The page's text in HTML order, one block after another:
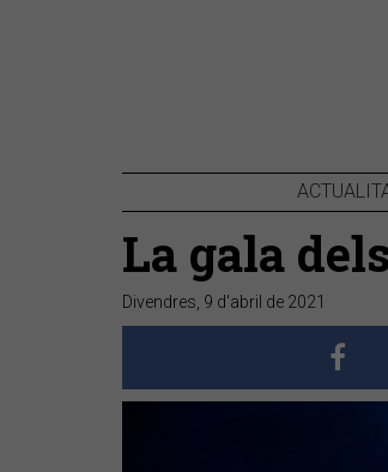
La gala
Divendres, 9 d'abril de 2021